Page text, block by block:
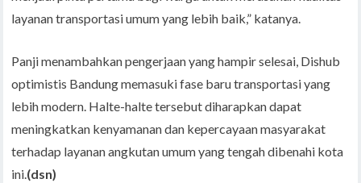
layanan transportasi umum yang lebih baik,” katanya.
Panji menambahkan pengerjaan yang hampir selesai, Dishub
optimistis Bandung memasuki fase baru transportasi yang
lebih modern. Halte-halte tersebut diharapkan dapat
meningkatkan kenyamanan dan kepercayaan masyarakat
terhadap layanan angkutan umum yang tengah dibenahi kota
ini.(dsn)